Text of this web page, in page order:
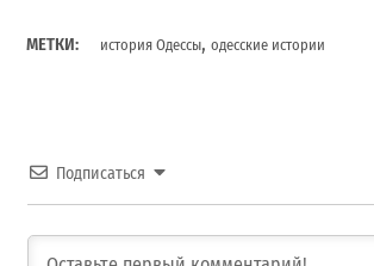
МЕТКИ: история Одессы,одесские истории
Подписаться